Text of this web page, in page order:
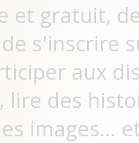
et gratuit,
s'inscrire
aux
lire des
images...